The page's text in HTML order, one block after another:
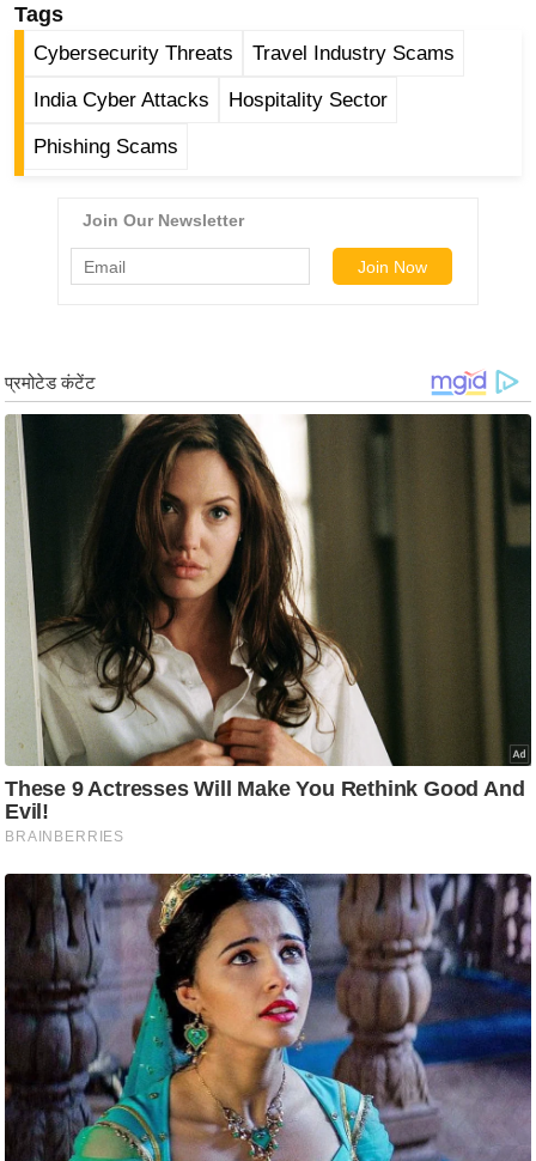
ऑ
टो
र्ल्ड
न्यू
ज
न
त
बॉ
ली
वु
ड
हॉ
ली
वु
ड
फि
ल्म
B
r
e
i
n
Tags
Cybersecurity Threats Travel Industry Scams
India Cyber Attacks Hospitality Sector
Phishing Scams